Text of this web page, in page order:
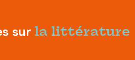
sur la littérature